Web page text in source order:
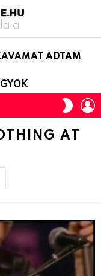
ADTAM
SKIN
AT